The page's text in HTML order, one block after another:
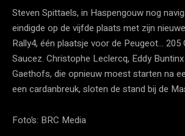
Steven Spittaels, in Haspengouw nog
eindigde op de vijfde plaats met zijn
Rally4, één plaatsje voor de Peugeot… 205
Saucez. Christophe Leclercq, Eddy
Gaethofs, die opnieuw moest starten na
een cardanbreuk, sloten de stand bij de
Foto’s: BRC Media